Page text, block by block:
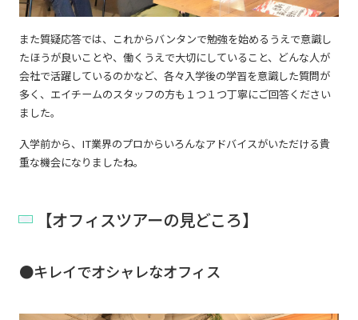
また質疑応答では、これからバンタンで勉強を始めるうえで意識し
たほうが良いことや、働くうえで大切にしていること、どんな人が
会社で活躍しているのかなど、各々入学後の学習を意識した質問が
多く、エイチームのスタッフの方も１つ１つ丁寧にご回答ください
ました。
入学前から、IT業界のプロからいろんなアドバイスがいただける貴
重な機会になりましたね。
【オフィスツアーの見どころ】
●キレイでオシャレなオフィス